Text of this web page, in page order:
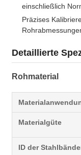
einschließlich
Präzises
Detaillierte
Rohmaterial
Materialgüte
ID der